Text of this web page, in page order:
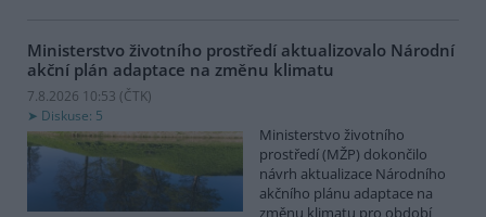
Ministerstvo životního prostředí aktualizovalo Národní
akční plán adaptace na změnu klimatu
7.8.2026 10:53 (ČTK)
Diskuse: 5
Ministerstvo životního
prostředí (MŽP) dokončilo
návrh aktualizace Národního
akčního plánu adaptace na
změnu klimatu pro období